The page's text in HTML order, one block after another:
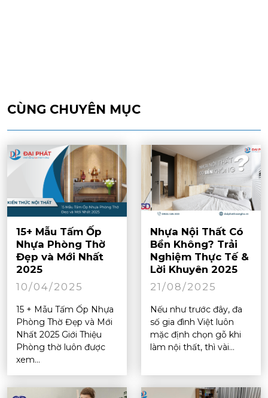
CÙNG CHUYÊN MỤC
15+ Mẫu Tấm Ốp
Nhựa Phòng Thờ
Đẹp và Mới Nhất
2025
10/04/2025
15 + Mẫu Tấm Ốp Nhựa
Phòng Thờ Đẹp và Mới
Nhất 2025 Giới Thiệu
Phòng thờ luôn được
xem...
Nhựa Nội Thất Có
Bền Không? Trải
Nghiệm Thực Tế &
Lời Khuyên 2025
21/08/2025
Nếu như trước đây, đa
số gia đình Việt luôn
mặc định chọn gỗ khi
làm nội thất, thì vài...